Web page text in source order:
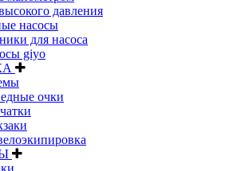
давления
насосы
для насоса
giyo
очки